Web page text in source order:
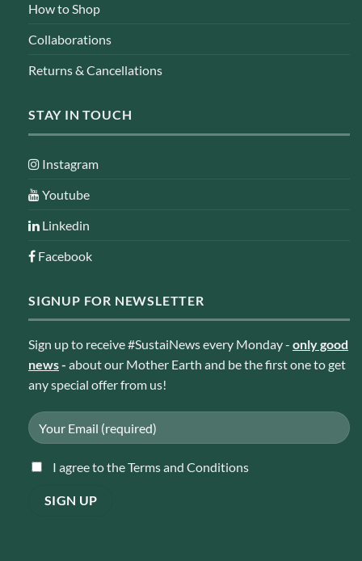
How to Shop
Collaborations
Returns & Cancellations
STAY IN TOUCH
Instagram
Youtube
Linkedin
Facebook
SIGNUP FOR NEWSLETTER
Sign up to receive #SustaiNews every Monday - only good
news- about our Mother Earth and be the first one to get
any special offer from us!
I agree to the Terms and Conditions